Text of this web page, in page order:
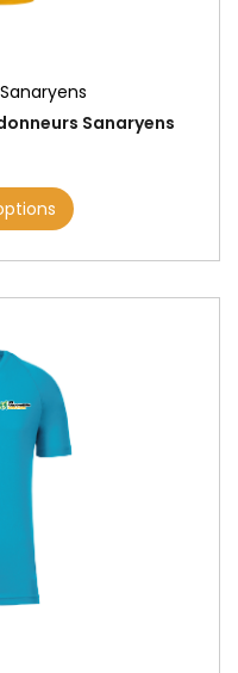
Sanaryens